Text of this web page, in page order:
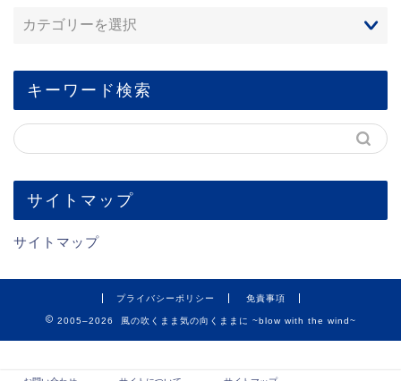
キーワード検索
サイトマップ
サイトマップ
プライバシーポリシー 免責事項
2005–2026 風の吹くまま気の向くままに ~blow with the wind~